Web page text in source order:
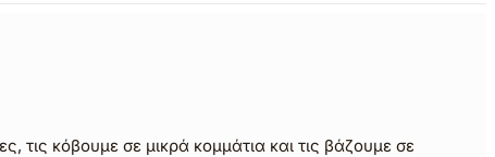
τις κόβουμε σε μικρά κομμάτια και τις βάζουμε σε